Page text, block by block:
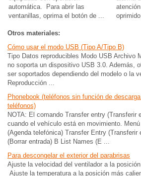
automática. Para abrir las
ventanillas, oprima el botón de ...
Otros materiales:
Cómo usar el modo USB (Tipo A/Tipo B)
Tipo Datos reproducibles Modo USB Archivo
no soporta un dispositivo USB 3.0. Además,
ser soportados dependiendo del modelo o la
Reproducción ...
Phonebook (teléfonos sin función de
teléfonos)
NOTA: El comando Transfer entry (Transferir
cuando el vehículo está en movimiento.
(Agenda telefónica) Transfer Entry (Transferir
(Borrar entrada) B List Names (E ...
Para descongelar el exterior del parabrisas
Ajuste la velocidad del ventilador a la
Ajuste la temperatura a la posición más